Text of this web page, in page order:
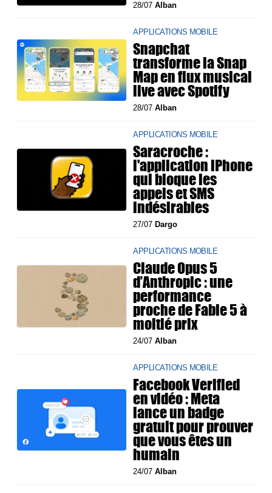
28/07Alban
APPLICATIONS MOBILE
Snapchat
transforme la Snap
Map en flux musical
live avec Spotify
28/07Alban
APPLICATIONS MOBILE
Saracroche :
l'application iPhone
qui bloque les
appels et SMS
indésirables
27/07 Dargo
APPLICATIONS MOBILE
Claude Opus 5
d’Anthropic : une
performance
proche de Fable 5 à
moitié prix
24/07Alban
APPLICATIONS MOBILE
Facebook Verified
en vidéo : Meta
lance un badge
gratuit pour prouver
que vous êtes un
humain
24/07Alban